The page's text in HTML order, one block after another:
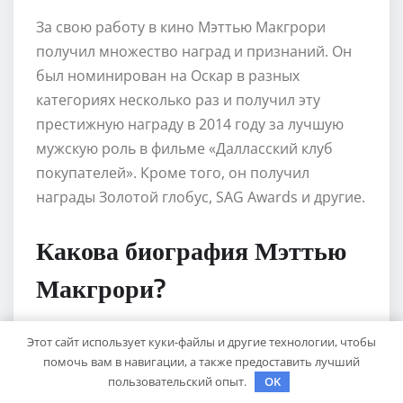
За свою работу в кино Мэттью Макгрори
получил множество наград и признаний. Он
был номинирован на Оскар в разных
категориях несколько раз и получил эту
престижную награду в 2014 году за лучшую
мужскую роль в фильме «Далласский клуб
покупателей». Кроме того, он получил
награды Золотой глобус, SAG Awards и другие.
Какова биография Мэттью
Макгрори?
Мэттью Макгрори родился 4 ноября 1969 года
в Техасе, США. Он начал свою карьеру в
киноиндустрии в конце 1980-х годов и стал
Этот сайт использует куки-файлы и другие технологии, чтобы
помочь вам в навигации, а также предоставить лучший
пользовательский опыт.
OK